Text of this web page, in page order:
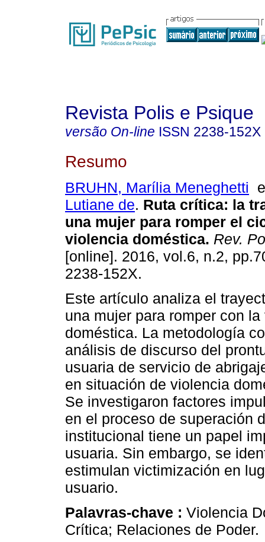
Revista Polis e Psique
versão On-line ISSN 2238-152X
Resumo
BRUHN, Marília Meneghetti
Lutiane de. Ruta crítica: la
una mujer para romper el
violencia doméstica. Rev.
[online]. 2016, vol.6, n.2,
2238-152X.
Este artículo analiza el
una mujer para romper con
doméstica. La metodología
análisis de discurso del
usuaria de servicio de
en situación de violencia
Se investigaron factores
en el proceso de superación
institucional tiene un papel
usuaria. Sin embargo, se
estimulan victimización en
usuario.
Palavras-chave : Violencia
Crítica; Relaciones de Poder.